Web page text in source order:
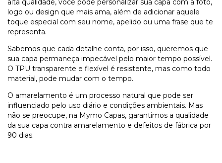
logo ou design que mais ama, além de adicionar aquele
toque especial com seu nome, apelido ou uma frase que te
representa.
Sabemos que cada detalhe conta, por isso, queremos que
sua capa permaneça impecável pelo maior tempo possível.
O TPU transparente e flexível é resistente, mas como todo
material, pode mudar com o tempo.
O amarelamento é um processo natural que pode ser
influenciado pelo uso diário e condições ambientais. Mas
não se preocupe, na Mymo Capas, garantimos a qualidade
da sua capa contra amarelamento e defeitos de fábrica por
90 dias.